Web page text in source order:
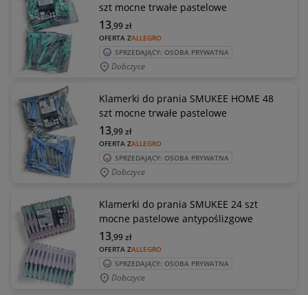
szt mocne trwałe pastelowe
OFERTA ZALLEGRO
13,99zł
SPRZEDAJĄCY: OSOBA PRYWATNA
Dobczyce
Klamerki do prania SMUKEE HOME 48
szt mocne trwałe pastelowe
OFERTA ZALLEGRO
13,99zł
SPRZEDAJĄCY: OSOBA PRYWATNA
Dobczyce
Klamerki do prania SMUKEE 24 szt
mocne pastelowe antypoślizgowe
OFERTA ZALLEGRO
13,99zł
SPRZEDAJĄCY: OSOBA PRYWATNA
Dobczyce